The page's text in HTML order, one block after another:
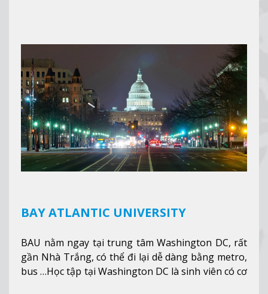
nhanh chóng môi trường học tại Canada.Xem
thêm
BAY ATLANTIC UNIVERSITY
BAU nằm ngay tại trung tâm Washington DC, rất
gần Nhà Trắng, có thể đi lại dễ dàng bằng metro,
bus …Học tập tại Washington DC là sinh viên có cơ